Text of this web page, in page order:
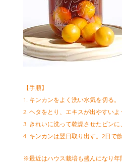
【手順】
1. キンカンをよく洗い水気を切る。
2. ヘタをとり、エキスが出やすいよ
3. きれいに洗って乾燥させたビンに
4. キンカンは翌日取り出す。2日で飲
※最近はハウス栽培も盛んになり年